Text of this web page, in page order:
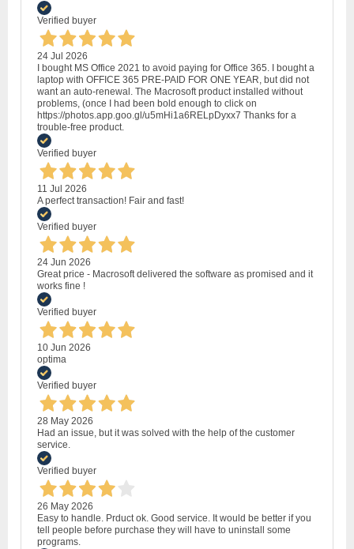
Verified buyer
24 Jul 2026
I bought MS Office 2021 to avoid paying for Office 365. I bought a
laptop with OFFICE 365 PRE-PAID FOR ONE YEAR, but did not
want an auto-renewal. The Macrosoft product installed without
problems, (once I had been bold enough to click on
https://photos.app.goo.gl/u5mHi1a6RELpDyxx7 Thanks for a
trouble-free product.
Verified buyer
11 Jul 2026
A perfect transaction! Fair and fast!
Verified buyer
24 Jun 2026
Great price - Macrosoft delivered the software as promised and it
works fine !
Verified buyer
10 Jun 2026
optima
Verified buyer
28 May 2026
Had an issue, but it was solved with the help of the customer
service.
Verified buyer
26 May 2026
Easy to handle. Prduct ok. Good service. It would be better if you
tell people before purchase they will have to uninstall some
programs.